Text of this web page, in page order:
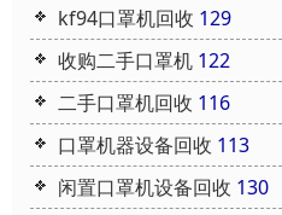
kf94口罩机回收 129
收购二手口罩机 122
二手口罩机回收 116
口罩机器设备回收 113
闲置口罩机设备回收 130